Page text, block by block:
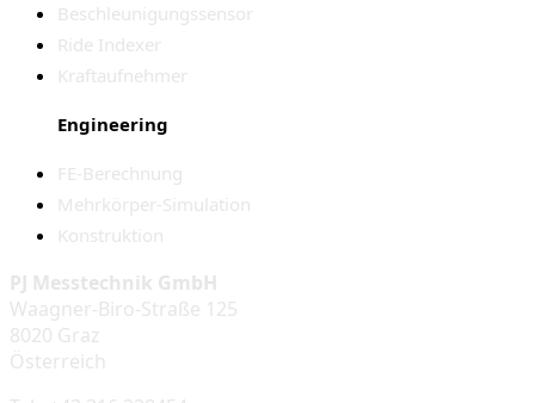
Beschleunigungssensor
Ride Indexer
Kraftaufnehmer
Engineering
FE-Berechnung
Mehrkörper-Simulation
Konstruktion
PJ Messtechnik GmbH
Waagner-Biro-Straße 125
8020 Graz
Österreich